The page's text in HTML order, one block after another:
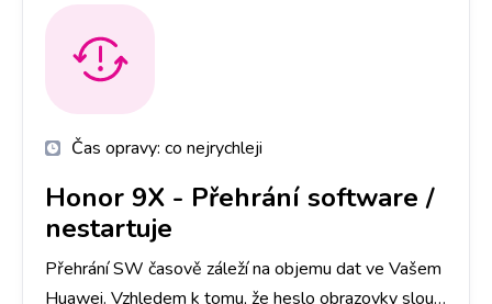
Čas opravy: co nejrychleji
Honor 9X - Přehrání software /
nestartuje
Přehrání SW časově záleží na objemu dat ve Vašem
Huawei. Vzhledem k tomu, že heslo obrazovky slouží